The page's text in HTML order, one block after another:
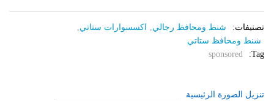
تصنيفات: شنط ومحافظ رجالي اكسسوارات ستاتي
شنط ومحافظ ستاتي
Tag:
sponsored
تنزيل الصورة الرئيسية